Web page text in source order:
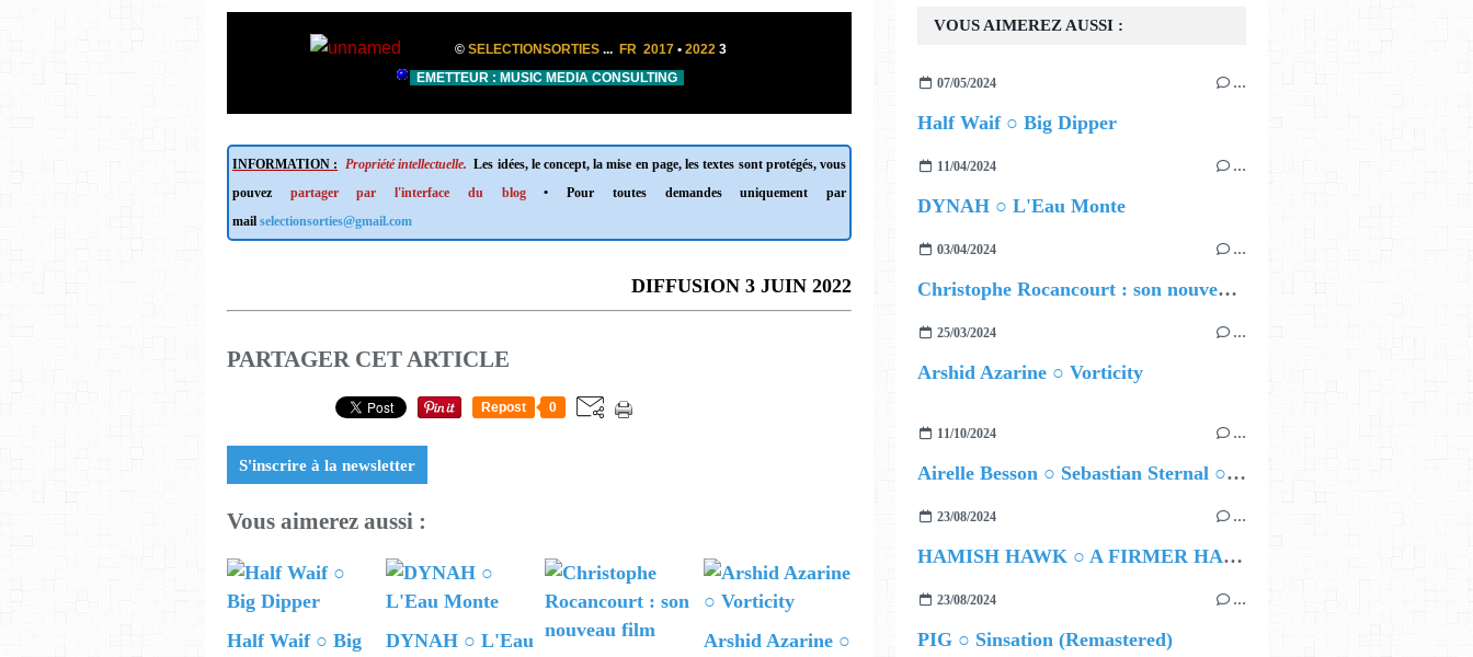
©SELECTIONSORTIES ... FR 2017 • 20223
EMETTEUR : MUSIC MEDIA CONSULTING
INFORMATION : Propriété intellectuelle. Les idées, le concept, la mise en page, les textes sont protégés, vous
pouvez partager par l'interface du blog• Pour toutes demandes uniquement par
mail selectionsorties@gmail.com
DIFFUSION 3 JUIN 2022
PARTAGER CET ARTICLE
Repost 0
S'inscrire à la newsletter
Vous aimerez aussi :
Half Waif ○ Big
DYNAH ○ L'Eau
Arshid Azarine ○
VOUS AIMEREZ AUSSI :
07/05/2024 …
Half Waif ○ Big Dipper
11/04/2024 …
DYNAH ○ L'Eau Monte
03/04/2024 …
Christophe Rocancourt : son nouveau film
25/03/2024 …
Arshid Azarine ○ Vorticity
11/10/2024 …
Airelle Besson ○ Sebastian Sternal ○ Jonas Burgwinkel
23/08/2024 …
HAMISH HAWK ○ A FIRMER HAND
23/08/2024 …
PIG ○ Sinsation (Remastered)